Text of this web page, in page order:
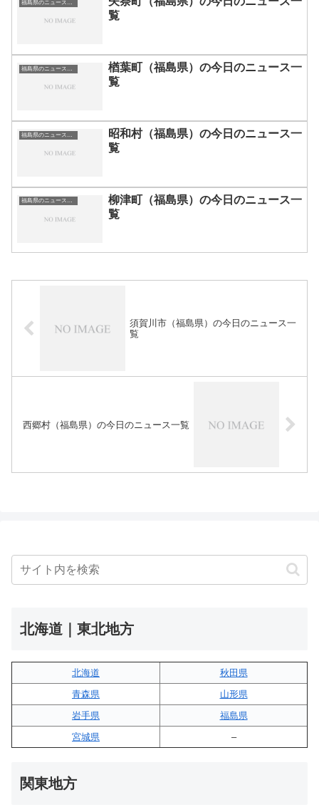
覧
楢葉町（福島県）の今日のニュース一
覧
昭和村（福島県）の今日のニュース一
覧
福島県のニュース一覧
柳津町（福島県）の今日のニュース一
覧
須賀川市（福島県）の今日のニュース一
覧
西郷村（福島県）の今日のニュース一覧
北海道｜東北地方
北海道
秋田県
青森県
山形県
岩手県
福島県
宮城県
–
関東地方